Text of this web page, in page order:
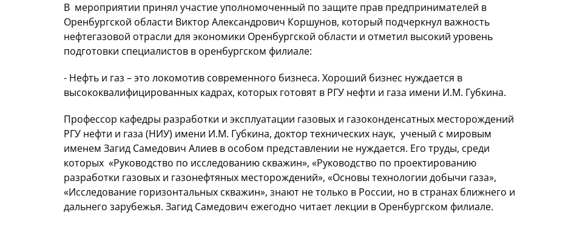
В мероприятии принял участие уполномоченный по защите прав предпринимателей в
Оренбургской области Виктор Александрович Коршунов, который подчеркнул важность
нефтегазовой отрасли для экономики Оренбургской области и отметил высокий уровень
подготовки специалистов в оренбургском филиале:
- Нефть и газ – это локомотив современного бизнеса. Хороший бизнес нуждается в
высококвалифицированных кадрах, которых готовят в РГУ нефти и газа имени И.М. Губкина.
Профессор кафедры разработки и эксплуатации газовых и газоконденсатных месторождений
РГУ нефти и газа (НИУ) имени И.М. Губкина, доктор технических наук, ученый с мировым
именем Загид Самедович Алиев в особом представлении не нуждается. Его труды, среди
которых «Руководство по исследованию скважин», «Руководство по проектированию
разработки газовых и газонефтяных месторождений», «Основы технологии добычи газа»,
«Исследование горизонтальных скважин», знают не только в России, но в странах ближнего и
дальнего зарубежья. Загид Самедович ежегодно читает лекции в Оренбургском филиале.